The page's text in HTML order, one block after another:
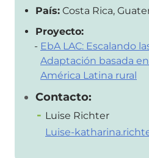
País: Costa Rica,
Proyecto:
EbA LAC: Escalando
Adaptación basada
América Latina rural
Contacto:
Luise Richter
Luise-